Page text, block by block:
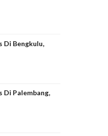
Di Bengkulu,
Di Palembang,